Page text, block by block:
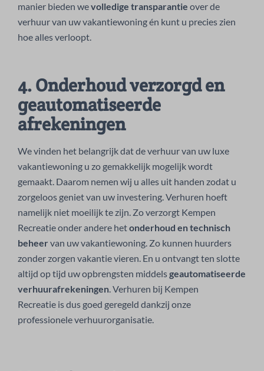
manier bieden wevolledige transparantie over de
verhuur van uw vakantiewoning én kunt u precies zien
hoe alles verloopt.
4. Onderhoud verzorgd en
geautomatiseerde
afrekeningen
We vinden het belangrijk dat de verhuur van uw luxe
vakantiewoning u zo gemakkelijk mogelijk wordt
gemaakt. Daarom nemen wij u alles uit handen zodat u
zorgeloos geniet van uw investering. Verhuren hoeft
namelijk niet moeilijk te zijn. Zo verzorgt Kempen
Recreatie onder andere hetonderhoud en technisch
beheer van uw vakantiewoning. Zo kunnen huurders
zonder zorgen vakantie vieren. En u ontvangt ten slotte
altijd op tijd uw opbrengsten middelsgeautomatiseerde
verhuurafrekeningen. Verhuren bij Kempen
Recreatie is dus goed geregeld dankzij onze
professionele verhuurorganisatie.